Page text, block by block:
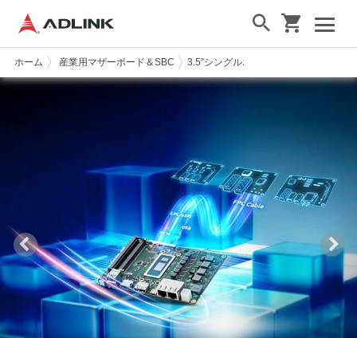
ホーム 産業用マザーボード＆SBC 3.5”シングルボードコンピュータ